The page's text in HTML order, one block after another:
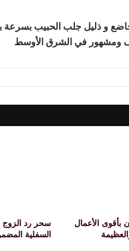
و ذليل جلب الحبيب بسرعة
ومشهور في الشرق الأوسط
بأقوى الأعمال
سحر رد الزوج
السفلية